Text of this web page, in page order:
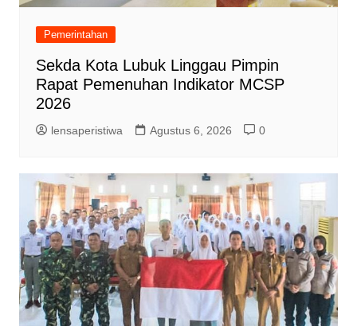
Pemerintahan
Sekda Kota Lubuk Linggau Pimpin
Rapat Pemenuhan Indikator MCSP
2026
lensaperistiwa Agustus 6, 2026 0